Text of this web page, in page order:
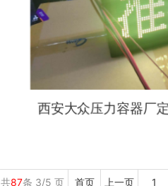
西安大众压力容器厂
共87条 3/5 页 首页 上一页 1